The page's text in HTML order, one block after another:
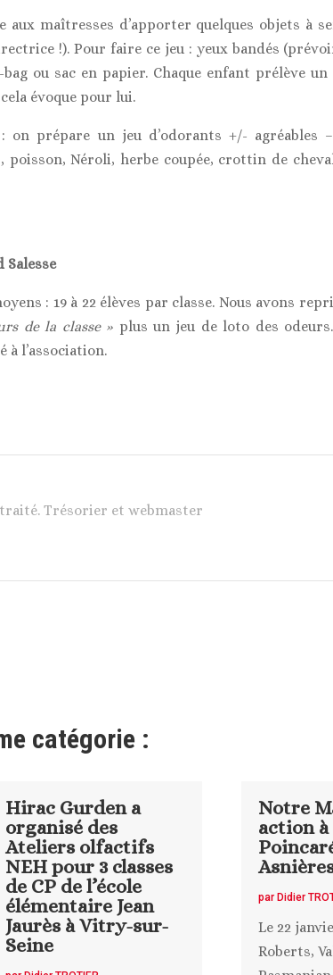
aux maîtresses d’apporter quelques objets à
!). Pour faire ce jeu : yeux bandés
ou sac en papier. Chaque enfant prélève
évoque pour lui.
on prépare un jeu d’odorants +/- agréables
Néroli, herbe coupée, crottin de
: 19 à 22 élèves par classe. Nous avons
de la classe » plus un jeu de loto des
à l’association.
Trésorier et webmaster
catégorie :
Hirac Gurden a
organisé des
Ateliers olfactifs
NEH pour 3 classes
de CP de l’école
élémentaire Jean
Jaurès à Vitry-sur-
Seine
Notre
action à
par Didier
Le 22
Roberts,